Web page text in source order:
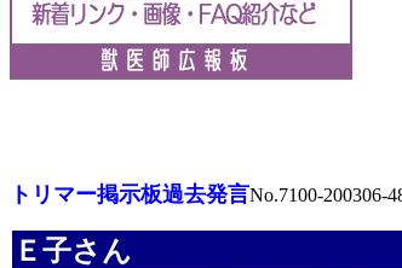
トリマー掲示板過去発言No.7100-200306-
Ｅ子さん